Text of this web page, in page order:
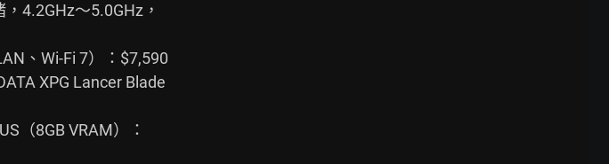
4.2GHz～5.0GHz，
、Wi-Fi 7）：$7,590
XPG Lancer Blade
（8GB VRAM）：